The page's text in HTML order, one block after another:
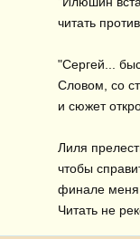
читать
"Сергей...
Словом, со
и сюжет
Лиля
чтобы
финале меня
Читать не